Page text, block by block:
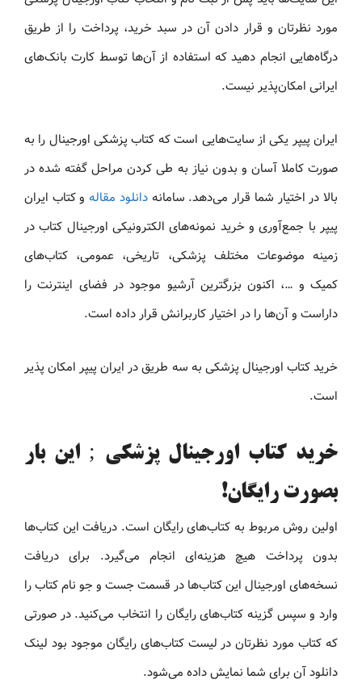
مورد نظرتان و قرار دادن آن در سبد خرید، پرداخت را از طریق
درگاه‌هایی انجام دهید که استفاده از آن‌ها توسط کارت بانک‌های
ایرانی امکان‌پذیر نیست.
ایران پیپر یکی از سایت‌هایی است که کتاب پزشکی اورجینال را به
صورت کاملا آسان و بدون نیاز به طی کردن مراحل گفته شده در
بالا در اختیار شما قرار می‌دهد. سامانهدانلود مقاله و کتاب ایران
پیپر با جمع‌آوری و خرید نمونه‌های الکترونیکی اورجینال کتاب در
زمینه موضوعات مختلف پزشکی، تاریخی، عمومی، کتاب‌های
کمیک و …، اکنون بزرگترین آرشیو موجود در فضای اینترنت را
داراست و آن‌ها را در اختیار کاربرانش قرار داده است.
خرید کتاب اورجینال پزشکی به سه طریق در ایران پیپر امکان پذیر
است.
خرید کتاب اورجینال پزشکی ; این بار
بصورت رایگان!
اولین روش مربوط به کتاب‌های رایگان است. دریافت این کتاب‌ها
بدون پرداخت هیچ هزینه‌ای انجام می‌گیرد. برای دریافت
نسخه‌های اورجینال این کتاب‌ها در قسمت جست و جو نام کتاب را
وارد و سپس گزینه کتاب‌های رایگان را انتخاب می‌کنید. در صورتی
که کتاب مورد نظرتان در لیست کتاب‌های رایگان موجود بود لینک
دانلود آن برای شما نمایش داده می‌شود.